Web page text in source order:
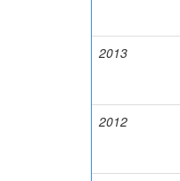
2013
2012